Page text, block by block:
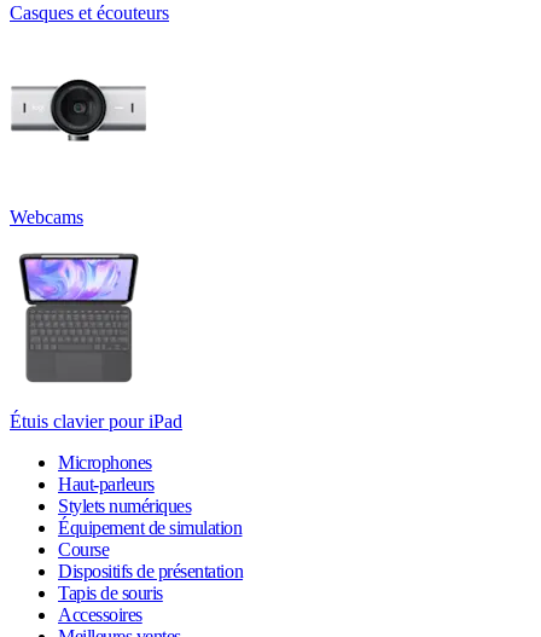
Casques et écouteurs
Webcams
Étuis clavier pour iPad
Microphones
Haut-parleurs
Stylets numériques
Équipement de simulation
Course
Dispositifs de présentation
Tapis de souris
Accessoires